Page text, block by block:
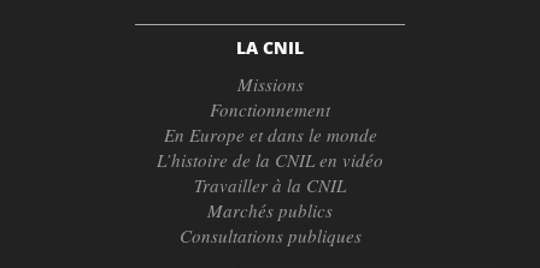
LA CNIL
Missions
Fonctionnement
En Europe et dans le monde
L’histoire de la CNIL en vidéo
Travailler à la CNIL
Marchés publics
Consultations publiques